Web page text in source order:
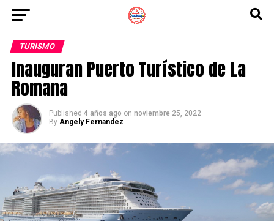
TURISMO
Inauguran Puerto Turístico de La
Romana
Published 4 años ago on noviembre 25, 2022
By Angely Fernandez